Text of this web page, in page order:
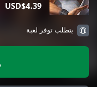
USD$4.39
يتطلب توفر لعبة